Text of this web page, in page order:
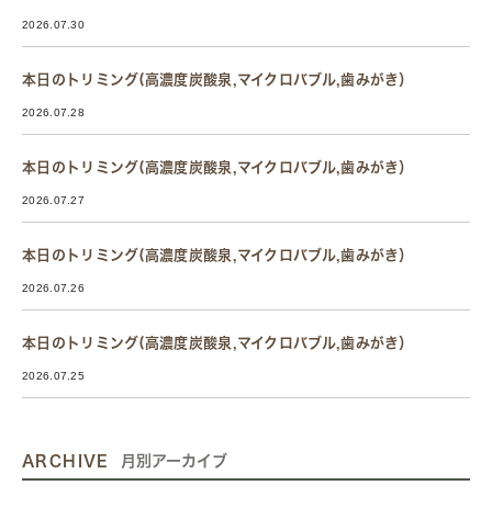
2026.07.30
本日のトリミング(高濃度炭酸泉,マイクロバブル,歯みがき）
2026.07.28
本日のトリミング(高濃度炭酸泉,マイクロバブル,歯みがき）
2026.07.27
本日のトリミング(高濃度炭酸泉,マイクロバブル,歯みがき）
2026.07.26
本日のトリミング(高濃度炭酸泉,マイクロバブル,歯みがき）
2026.07.25
ARCHIVE 月別アーカイブ